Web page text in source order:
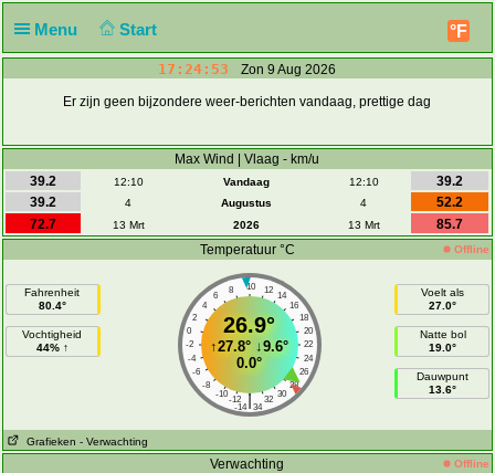
Menu Start °F
17:24:53 Zon 9 Aug 2026
Er zijn geen bijzondere weer-berichten vandaag, prettige dag
Max Wind | Vlaag - km/u
39.2
12:10 Vandaag 12:10
39.2
39.2
4 Augustus 4
52.2
72.7
13 Mrt 2026 13 Mrt
85.7
Temperatuur °C
Offline
Fahrenheit
80.4°
Vochtigheid
44% ↑
10
8 12
6
14
4
16
2
18
0
20
-2
22
-4
24
-6
26
-8
28
-10
30
-12 32
|
-14 34
26.9°
↑27.8° ↓9.6°
0.0°
Voelt als
27.0°
Natte bol
19.0°
Dauwpunt
13.6°
Grafieken - Verwachting
Verwachting
Offline